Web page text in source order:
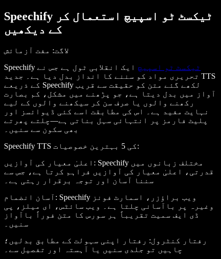
Speechify ٹیکسٹ ٹو اسپیچ استعمال کر
کے دیکھیں
لاگت: مفت آزمائش
Speechify
ٹیکسٹ ٹو اسپیچ ایک انقلابی ٹول ہے جس نے
تحریری مواد کو سننے کا انداز بدل دیا ہے۔ جدید TTS
کے ذریعے Speechify لکھے گئے متن کو حقیقت سے قریب
آواز میں بدل دیتا ہے، جو پڑھنے میں مشکل، کم بصارت
رکھنے والوں یا صرف سن کر سیکھنے والوں کے لیے
نہایت مفید ہے۔ اس کی مطابقت اسے کئی ڈیوائسز اور
پلیٹ فارمز پر انتہائی سہل بناتی ہے—چلتے پھرتے
بھی سکون سے سنیں۔
Speechify TTS کی 5 بہترین خصوصیات:
اعلیٰ معیار کی آوازیں : Speechify مختلف زبانوں میں
قدرتی، اعلیٰ معیار کی آوازیں فراہم کرتا ہے، جس سے
سننا آسان اور توجہ برقرار رہتی ہے۔
آسان انضمام : Speechify ویب براؤزر، اسمارٹ فونز
وغیرہ پر باآسانی چلتا ہے۔ ویب سائٹس، ای میلز، پی
ڈی ایف سمیت تقریباً ہر سورس کا متن فوراً باآواز
سنیں۔
رفتار کنٹرول: رفتار اپنی سہولت کے مطابق بدلیں؛
چاہیں تو جلدی سنیں یا آہستہ اور تفصیل سے۔